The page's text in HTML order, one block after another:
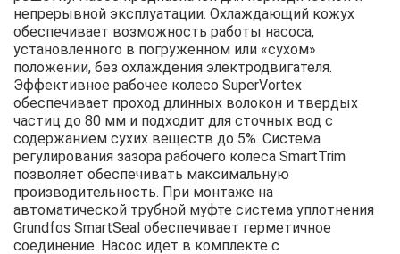
непрерывной эксплуатации. Охлаждающий кожух
обеспечивает возможность работы насоса,
установленного в погруженном или «сухом»
положении, без охлаждения электродвигателя.
Эффективное рабочее колесо SuperVortex
обеспечивает проход длинных волокон и твердых
частиц до 80 мм и подходит для сточных вод с
содержанием сухих веществ до 5%. Система
регулирования зазора рабочего колеса SmartTrim
позволяет обеспечивать максимальную
производительность. При монтаже на
автоматической трубной муфте система уплотнения
Grundfos SmartSeal обеспечивает герметичное
соединение. Насос идет в комплекте с